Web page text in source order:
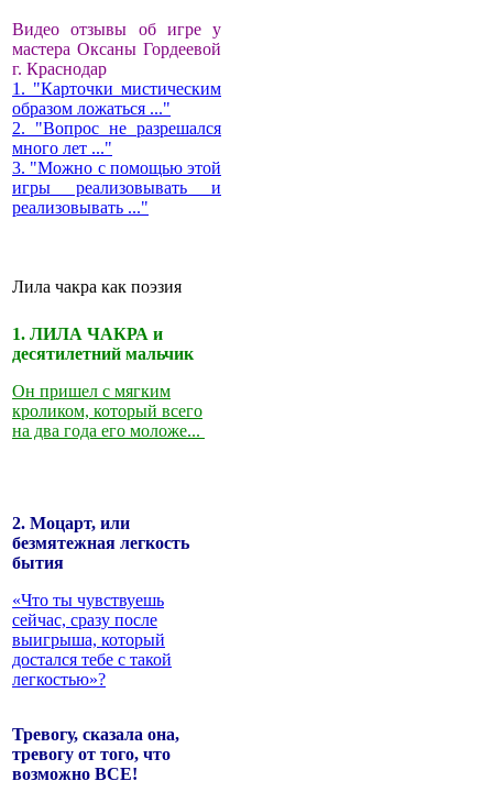
Видео отзывы об игре у
мастера Оксаны Гордеевой
г. Краснодар
1. "Карточки мистическим
образом ложаться ..."
2. "Вопрос не разрешался
много лет ..."
3. "Можно с помощью этой
игры реализовывать и
реализовывать ..."
Лила чакра как поэзия
1. ЛИЛА ЧАКРА и
десятилетний мальчик
Он пришел с мягким
кроликом, который всего
на два года его моложе...
2. Моцарт, или
безмятежная легкость
бытия
«Что ты чувствуешь
сейчас, сразу после
выигрыша, который
достался тебе с такой
легкостью»?
Тревогу, сказала она,
тревогу от того, что
возможно ВСЕ!